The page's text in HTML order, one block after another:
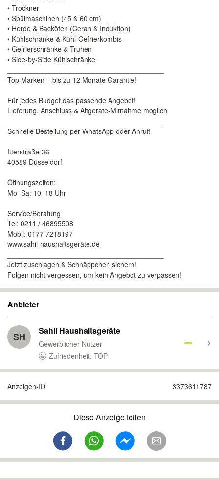
• Trockner
• Spülmaschinen (45 & 60 cm)
• Herde & Backöfen (Ceran & Induktion)
• Kühlschränke & Kühl-Gefrierkombis
• Gefrierschränke & Truhen
• Side-by-Side Kühlschränke
Top Marken – bis zu 12 Monate Garantie!
Für jedes Budget das passende Angebot!
Lieferung, Anschluss & Altgeräte-Mitnahme möglich
Schnelle Bestellung per WhatsApp oder Anruf!
Itterstraße 36
40589 Düsseldorf
Öffnungszeiten:
Mo–Sa: 10–18 Uhr
Service/Beratung
Tel: 0211 / 46895508
Mobil: 0177 7218197
www.sahil-haushaltsgeräte.de
Jetzt zuschlagen & Schnäppchen sichern!
Folgen nicht vergessen, um kein Angebot zu verpassen!
Anbieter
SH Sahil Haushaltsgeräte
Gewerblicher Nutzer
Zufriedenheit: TOP
Anzeigen-ID 3373611787
Diese Anzeige teilen